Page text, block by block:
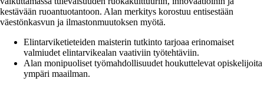
kestävään ruoantuotantoon. Alan merkitys korostuu entisestään
väestönkasvun ja ilmastonmuutoksen myötä.
Elintarviketieteiden maisterin tutkinto tarjoaa erinomaiset
valmiudet elintarvikealan vaativiin työtehtäviin.
Alan monipuoliset työmahdollisuudet houkuttelevat opiskelijoita
ympäri maailman.